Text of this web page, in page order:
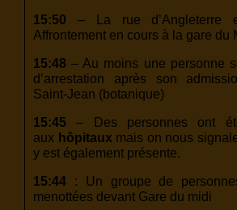
15:50 – La rue d’Angleterre
Affrontement en cours à la gare du
15:48 – Au moins une personne
d’arrestation après son
Saint-Jean (botanique)
15:45 – Des personnes ont
aux hôpitaux mais on nous
y est également présente.
15:44 : Un groupe de
menottées devant Gare du midi